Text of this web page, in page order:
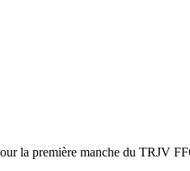
la première manche du TRJV